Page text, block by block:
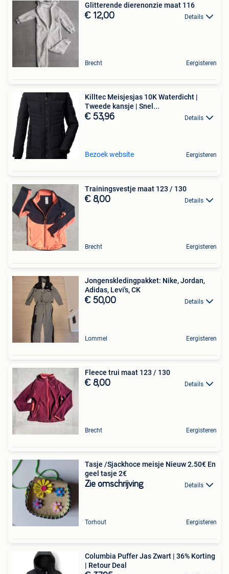
Glitterende dierenonzie maat 116
€ 12,00 Details
Brecht Eergisteren
Killtec Meisjesjas 10K Waterdicht |
Tweede kansje | Snel...
€ 53,96 Details
Bezoek website Eergisteren
Trainingsvestje maat 123 / 130
€ 8,00 Details
Brecht Eergisteren
Jongenskledingpakket: Nike, Jordan,
Adidas, Levi's, CK
€ 50,00 Details
Lommel Eergisteren
Fleece trui maat 123 / 130
€ 8,00 Details
Brecht Eergisteren
Tasje /Sjackhoce meisje Nieuw 2.50€ En
geel tasje 2€
Zie omschrijving Details
Torhout Eergisteren
Columbia Puffer Jas Zwart | 36% Korting
| Retour Deal